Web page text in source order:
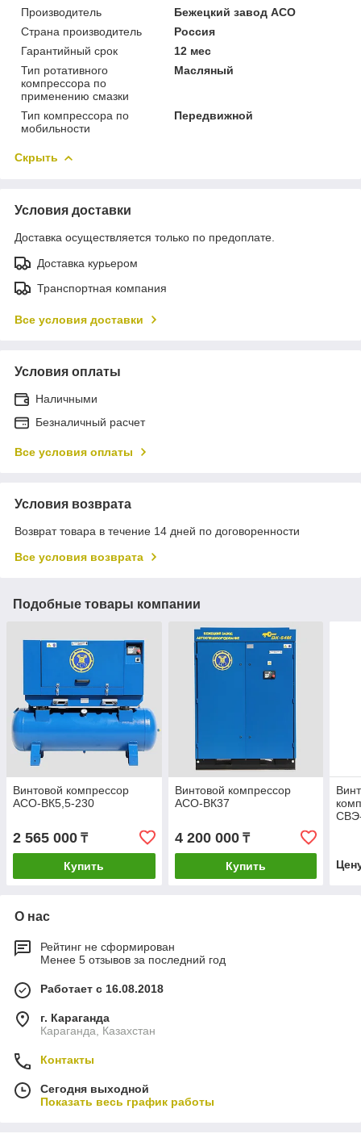
Производитель
Бежецкий завод АСО
Страна производитель
Россия
Гарантийный срок
12 мес
Тип ротативного
компрессора по
применению смазки
Масляный
Тип компрессора по
мобильности
Передвижной
Скрыть
Условия доставки
Доставка осуществляется только по предоплате.
Доставка курьером
Транспортная компания
Все условия доставки
Условия оплаты
Наличными
Безналичный расчет
Все условия оплаты
Условия возврата
Возврат товара в течение 14 дней по договоренности
Все условия возврата
Подобные товары компании
Винтовой компрессор
АСО-ВК5,5-230
2 565 000 ₸
Купить
Винтовой компрессор
АСО-ВК37
4 200 000₸
Купить
О нас
Рейтинг не сформирован
Менее 5 отзывов за последний год
Работает с 16.08.2018
г. Караганда
Караганда, Казахстан
Контакты
Сегодня выходной
Показать весь график работы